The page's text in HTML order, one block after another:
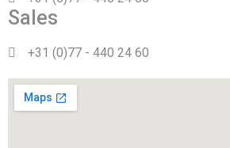
Sales
+31 (0)77 - 440 24 60